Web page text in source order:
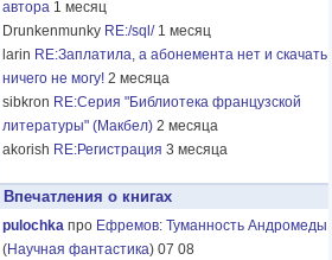
автора 1 месяц
Drunkenmunky RE:/sql/ 1 месяц
larin RE:Заплатила, а абонемента нет и скачать
ничего не могу! 2 месяца
sibkron RE:Серия "Библиотека французской
литературы" (Макбел) 2 месяца
akorish RE:Регистрация 3 месяца
Впечатления о книгах
pulochka про Ефремов: Туманность Андромеды
(Научная фантастика) 07 08